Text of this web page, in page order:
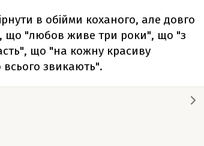
в обійми коханого, але довго
що "любов живе три роки", що "з
що "на кожну красиву
звикають".